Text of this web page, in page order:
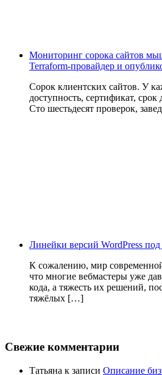
Мониторинг сорока сайтов
Terraform-провайдер и
Сорок клиентских сайтов. У
доступность, сертификат,
Сто шестьдесят проверок,
Линейки версий WordPress
К сожалению, мир современной
что многие вебмастеры уже
кода, а тяжесть их решений,
тяжёлых […]
Свежие комментарии
Татьяна к записи Описание